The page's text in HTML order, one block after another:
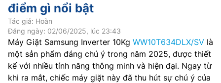
điểm gì nổi bật
Tác giả: Hoàn
Đăng ngày: 02/06/2025, lúc 23:43
Máy Giặt Samsung Inverter 10Kg WW10T634DLX/SV là
một sản phẩm đáng chú ý trong năm 2025, được thiết
kế với nhiều tính năng thông minh và hiện đại. Ngay từ
khi ra mắt, chiếc máy giặt này đã thu hút sự chú ý của